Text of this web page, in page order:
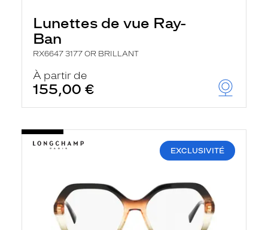
Lunettes de vue Ray-
Ban
RX6647 3177 OR BRILLANT
À partir de
155,00 €
EXCLUSIVITÉ